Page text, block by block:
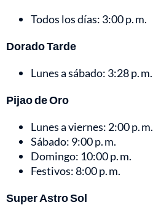
Todos los días: 3:00 p. m.
Dorado Tarde
Lunes a sábado: 3:28 p. m.
Pijao de Oro
Lunes a viernes: 2:00 p. m.
Sábado: 9:00 p. m.
Domingo: 10:00 p. m.
Festivos: 8:00 p. m.
Super Astro Sol